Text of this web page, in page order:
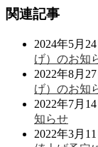
関連記事
2024年5月24
げ）のお知
2022年8月27
げ）のお知
2022年7月14
知らせ
2022年3月11